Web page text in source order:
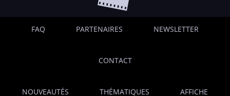
FAQ PARTENAIRES NEWSLETTER
CONTACT
NOUVEAUTÉS THÉMATIQUES AFFICHE